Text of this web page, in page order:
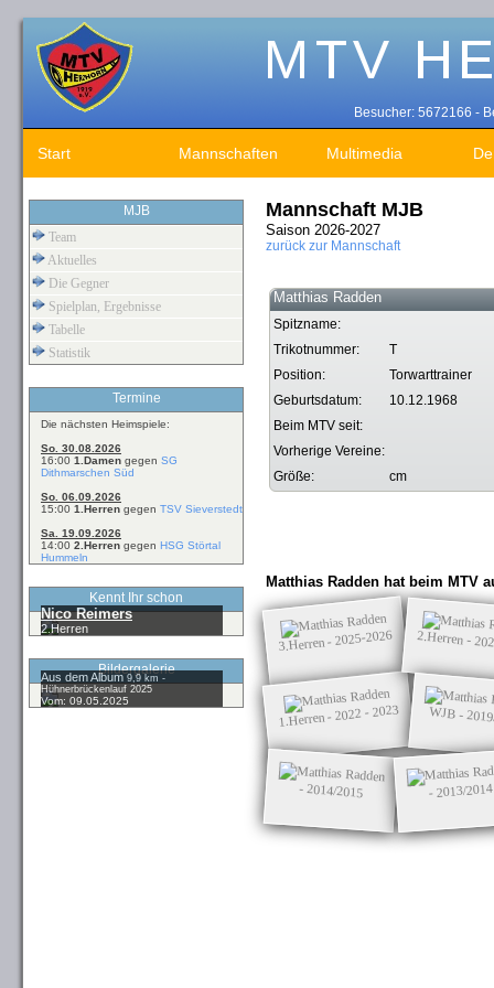
Besucher: 5672166 -
Start Mannschaften Multimedia
MJB
Team
Aktuelles
Die Gegner
Spielplan, Ergebnisse
Tabelle
Statistik
Termine
Die nächsten Heimspiele:
So. 30.08.2026
16:00 1.Damen gegen SG
Dithmarschen Süd
So. 06.09.2026
15:00 1.Herren gegen TSV Sieverstedt
Sa. 19.09.2026
14:00 2.Herren gegen HSG Störtal
Hummeln
Kennt Ihr schon
Nico Reimers
2.Herren
Bildergalerie
Aus dem Album9,9 km -
Hühnerbrückenlauf 2025
Vom: 09.05.2025
Mannschaft MJB
Saison 2026-2027
zurück zur Mannschaft
Matthias Radden
Spitzname:
Trikotnummer:
T
Position:
Torwarttrainer
Geburtsdatum:
10.12.1968
Beim MTV seit:
Vorherige Vereine:
Größe:
cm
Matthias Radden hat beim MTV
3.Herren - 2025-2026 2.Herren -
1.Herren - 2022 - 2023 WJB -
- 2014/2015 - 2013/2014